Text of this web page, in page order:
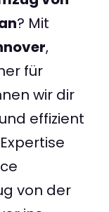
? Mit
,
für
wir dir
effizient
von der